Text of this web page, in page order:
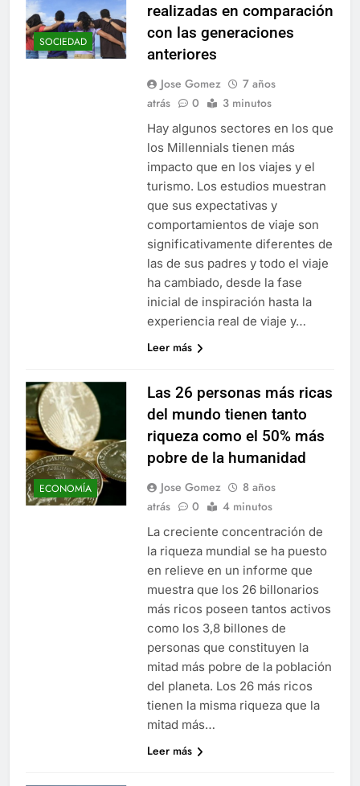
SOCIEDAD
realizadas en comparación
con las generaciones
anteriores
Jose Gomez
7 años
atrás
0 3 minutos
Hay algunos sectores en los que
los Millennials tienen más
impacto que en los viajes y el
turismo. Los estudios muestran
que sus expectativas y
comportamientos de viaje son
significativamente diferentes de
las de sus padres y todo el viaje
ha cambiado, desde la fase
inicial de inspiración hasta la
experiencia real de viaje y…
Leer más
ECONOMÍA
Las 26 personas más ricas
del mundo tienen tanto
riqueza como el 50% más
pobre de la humanidad
Jose Gomez
8 años
atrás
0 4 minutos
La creciente concentración de
la riqueza mundial se ha puesto
en relieve en un informe que
muestra que los 26 billonarios
más ricos poseen tantos activos
como los 3,8 billones de
personas que constituyen la
mitad más pobre de la población
del planeta. Los 26 más ricos
tienen la misma riqueza que la
mitad más…
Leer más